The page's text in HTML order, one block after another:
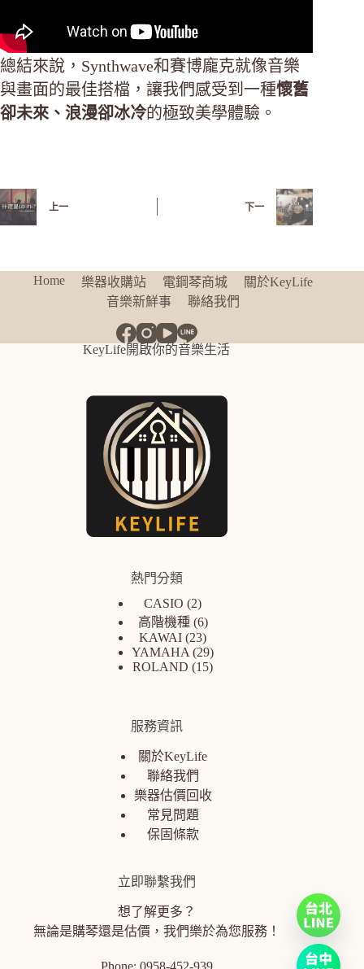
總結來說，Synthwave和賽博龐克就像音樂
與畫面的最佳搭檔，讓我們感受到一種懷舊
卻未來、浪漫卻冰冷的極致美學體驗。
上一 下一
Home 樂器收購站 電鋼琴商城
關於KeyLife
音樂新鮮事
聯絡我們
KeyLife開啟你的音樂生活
熱門分類
CASIO 2
高階機種 6
KAWAI 23
YAMAHA 29
ROLAND
15
服務資訊
關於KeyLife
聯絡我們
樂器估價回收
常見問題
保固條款
立即聯繫我們
想了解更多？
無論是購琴還是估價，我們樂於為您服務！
Phone: 0958-452-939